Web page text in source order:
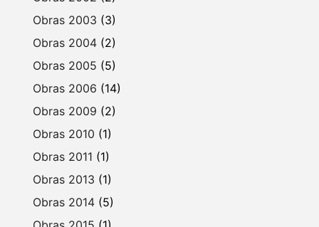
Obras 2003 (3)
Obras 2004 (2)
Obras 2005 (5)
Obras 2006 (14)
Obras 2009 (2)
Obras 2010 (1)
Obras 2011 (1)
Obras 2013 (1)
Obras 2014 (5)